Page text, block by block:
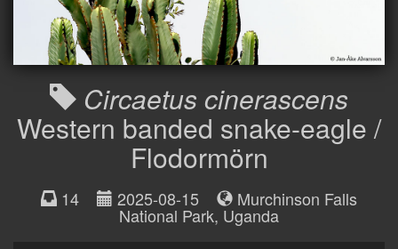
Circaetus cinerascens
Western banded snake-eagle /
Flodormörn
14 2025-08-15 Murchinson Falls
National Park, Uganda